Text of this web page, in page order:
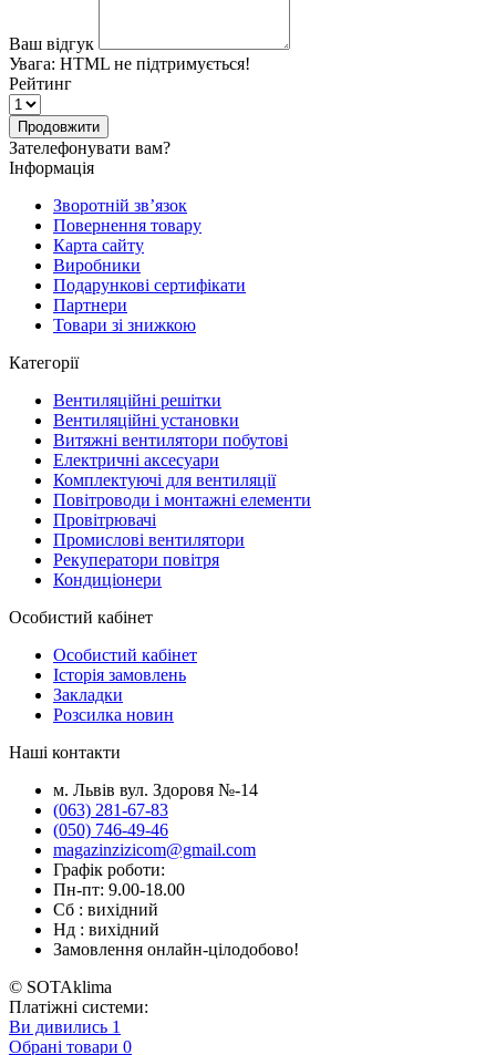
Ваш відгук
Увага: HTML не підтримується!
Рейтинг
Продовжити
Зателефонувати вам?
Інформація
Зворотній зв’язок
Повернення товару
Карта сайту
Виробники
Подарункові сертифікати
Партнери
Товари зі знижкою
Категорії
Вентиляційні решітки
Вентиляційні установки
Витяжні вентилятори побутові
Електричні аксесуари
Комплектуючі для вентиляції
Повітроводи і монтажні елементи
Провітрювачі
Промислові вентилятори
Рекуператори повітря
Кондиціонери
Особистий кабінет
Особистий кабінет
Історія замовлень
Закладки
Розсилка новин
Наші контакти
м. Львів вул. Здоровя №-14
(063) 281-67-83
(050) 746-49-46
magazinzizicom@gmail.com
Графік роботи:
Пн-пт: 9.00-18.00
Сб : вихідний
Нд : вихідний
Замовлення онлайн-цілодобово!
© SOTAklima
Платіжні системи:
Ви дивились 1
Обрані товари 0